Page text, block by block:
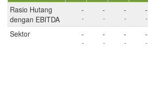
Rasio Hutang
dengan EBITDA
-
-
-
-
-
-
-
-
Sektor -
-
-
-
-
-
-
-